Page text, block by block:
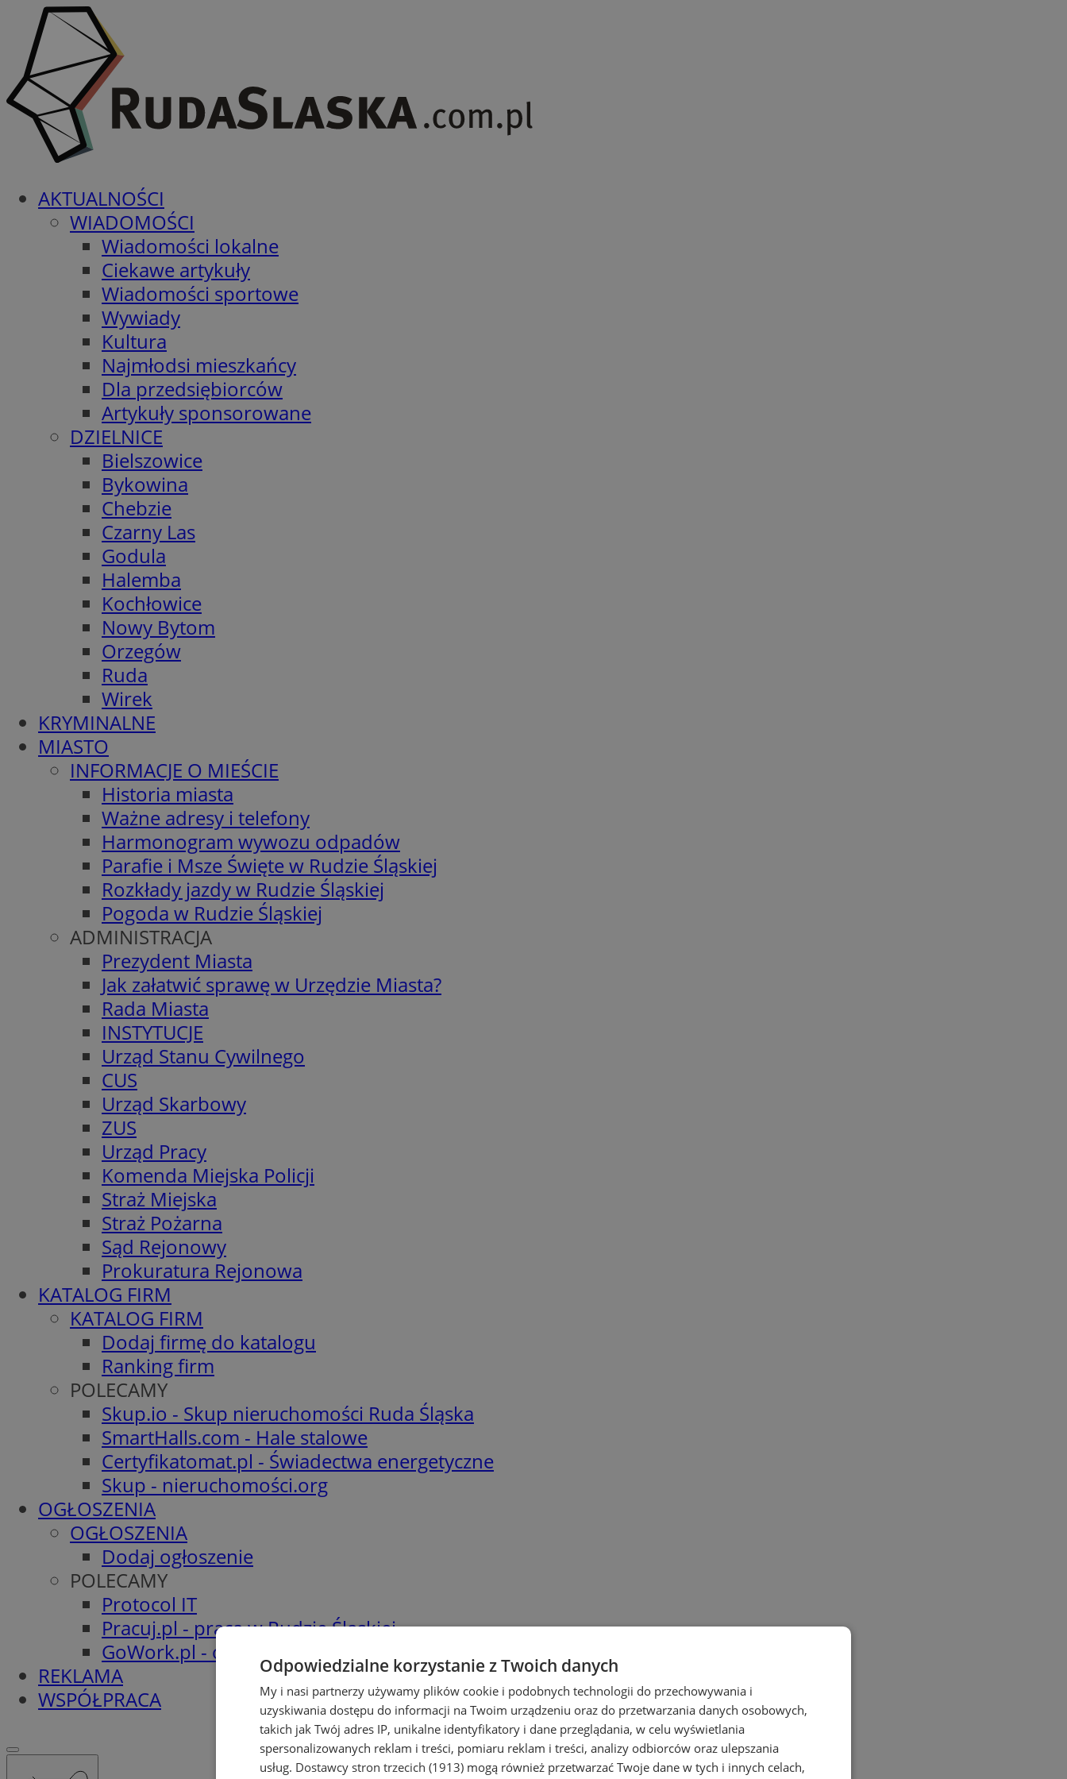
AKTUALNOŚCI
WIADOMOŚCI
Wiadomości lokalne
Ciekawe artykuły
Wiadomości sportowe
Wywiady
Kultura
Najmłodsi mieszkańcy
Dla przedsiębiorców
Artykuły sponsorowane
DZIELNICE
Bielszowice
Bykowina
Chebzie
Czarny Las
Godula
Halemba
Kochłowice
Nowy Bytom
Orzegów
Ruda
Wirek
KRYMINALNE
MIASTO
INFORMACJE O MIEŚCIE
Historia miasta
Ważne adresy i telefony
Harmonogram wywozu odpadów
Parafie i Msze Święte w Rudzie Śląskiej
Rozkłady jazdy w Rudzie Śląskiej
Pogoda w Rudzie Śląskiej
ADMINISTRACJA
Prezydent Miasta
Jak załatwić sprawę w Urzędzie Miasta?
Rada Miasta
INSTYTUCJE
Urząd Stanu Cywilnego
CUS
Urząd Skarbowy
ZUS
Urząd Pracy
Komenda Miejska Policji
Straż Miejska
Straż Pożarna
Sąd Rejonowy
Prokuratura Rejonowa
KATALOG FIRM
KATALOG FIRM
Dodaj firmę do katalogu
Ranking firm
POLECAMY
Skup.io - Skup nieruchomości Ruda Śląska
SmartHalls.com - Hale stalowe
Certyfikatomat.pl - Świadectwa energetyczne
Skup - nieruchomości.org
OGŁOSZENIA
OGŁOSZENIA
Dodaj ogłoszenie
POLECAMY
Protocol IT
Pracuj.pl - praca w Rudzie Śląskiej
GoWork.pl - oferty pracy
REKLAMA
WSPÓŁPRACA
Odpowiedzialne korzystanie z Twoich danych
My i nasi partnerzy używamy plików cookie i podobnych technologii do przechowywania i
uzyskiwania dostępu do informacji na Twoim urządzeniu oraz do przetwarzania danych osobowych,
takich jak Twój adres IP, unikalne identyfikatory i dane przeglądania, w celu wyświetlania
spersonalizowanych reklam i treści, pomiaru reklam i treści, analizy odbiorców oraz ulepszania
usług. Dostawcy stron trzecich (1913) mogą również przetwarzać Twoje dane w tych i innych celach,